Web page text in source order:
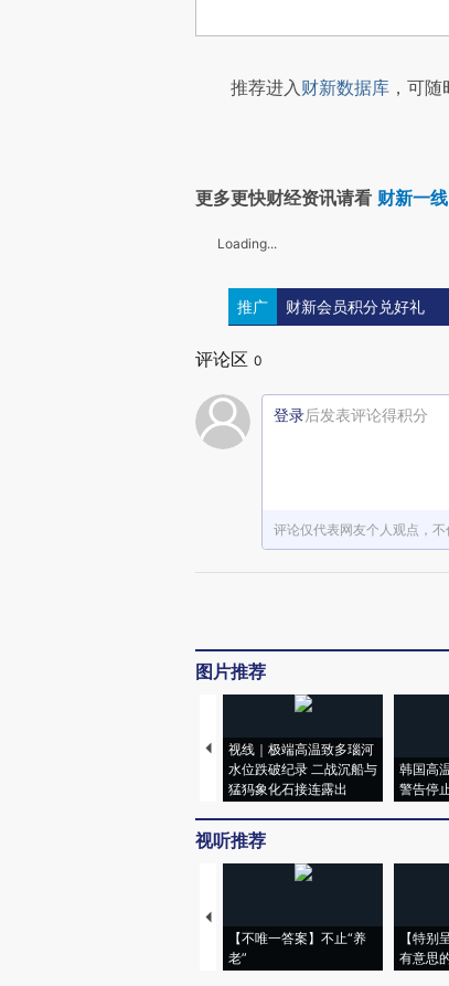
推荐进入财新数据库 ，可
更多更快财经资讯请看 财新一线
Loading...
推广 财新会员积分兑好礼
评论区 0
登录后发表评论得积分
评论仅代表网友个人观点，
图片推荐
视线｜极端高温致多瑙河
水位跌破纪录 二战沉船与
猛犸象化石接连露出
韩国高
警告停
视听推荐
【不唯一答案】不止“养
老”
【特别
有意思